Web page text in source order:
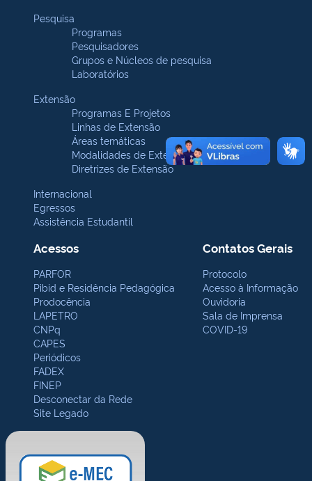
Pesquisa
Programas
Pesquisadores
Grupos e Núcleos de pesquisa
Laboratórios
Extensão
Programas E Projetos
Linhas de Extensão
Áreas temáticas
Modalidades de Extensão
Diretrizes de Extensão
Internacional
Egressos
Assistência Estudantil
Acessos
PARFOR
Pibid e Residência Pedagógica
Prodocência
LAPETRO
CNPq
CAPES
Periódicos
FADEX
FINEP
Desconectar da Rede
Site Legado
Contatos Gerais
Protocolo
Acesso à Informação
Ouvidoria
Sala de Imprensa
COVID-19